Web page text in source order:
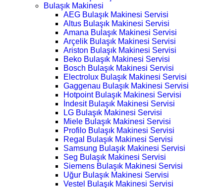
Bulaşık Makinesi
AEG Bulaşık Makinesi Servisi
Altus Bulaşık Makinesi Servisi
Amana Bulaşık Makinesi Servisi
Arçelik Bulaşık Makinesi Servisi
Ariston Bulaşık Makinesi Servisi
Beko Bulaşık Makinesi Servisi
Bosch Bulaşık Makinesi Servisi
Electrolux Bulaşık Makinesi Servisi
Gaggenau Bulaşık Makinesi Servisi
Hotpoint Bulaşık Makinesi Servisi
İndesit Bulaşık Makinesi Servisi
LG Bulaşık Makinesi Servisi
Miele Bulaşık Makinesi Servisi
Profilo Bulaşık Makinesi Servisi
Regal Bulaşık Makinesi Servisi
Samsung Bulaşık Makinesi Servisi
Seg Bulaşık Makinesi Servisi
Siemens Bulaşık Makinesi Servisi
Uğur Bulaşık Makinesi Servisi
Vestel Bulaşık Makinesi Servisi